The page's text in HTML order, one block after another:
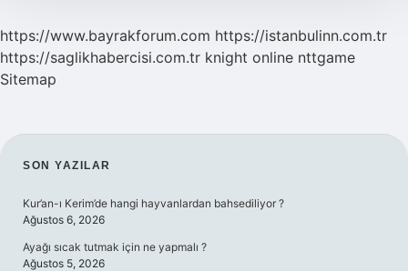
https://www.bayrakforum.com https://istanbulinn.com.tr
https://saglikhabercisi.com.tr knight online nttgame
Sitemap
SIDEBAR
SON YAZILAR
Kur’an-ı Kerim’de hangi hayvanlardan bahsediliyor ?
Ağustos 6, 2026
Ayağı sıcak tutmak için ne yapmalı ?
Ağustos 5, 2026